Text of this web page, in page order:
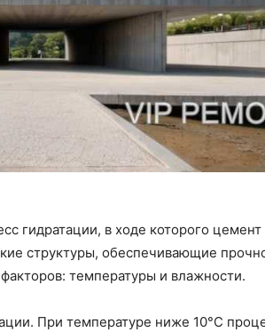
гидратации, в ходе которого цемент
структуры, обеспечивающие
температуры и влажности.
При температуре ниже 10°C